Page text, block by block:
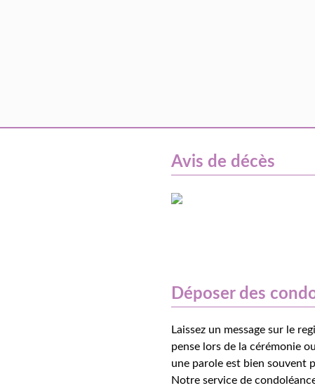
Avis de décès
Déposer des
Laissez un message sur le
pense lors de la cérémonie
une parole est bien souvent
Notre service de